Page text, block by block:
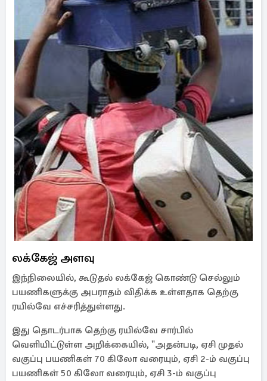
லக்கேஜ் அளவு
இந்நிலையில், கூடுதல் லக்கேஜ் கொண்டு செல்லும்
பயணிகளுக்கு அபராதம் விதிக்க உள்ளதாக தெற்கு
ரயில்வே எச்சரித்துள்ளது.
இது தொடர்பாக தெற்கு ரயில்வே சார்பில்
வெளியிட்டுள்ள அறிக்கையில், "அதன்படி, ஏசி முதல்
வகுப்பு பயணிகள் 70 கிலோ வரையும், ஏசி 2-ம் வகுப்பு
பயணிகள் 50 கிலோ வரையும், ஏசி 3-ம் வகுப்பு